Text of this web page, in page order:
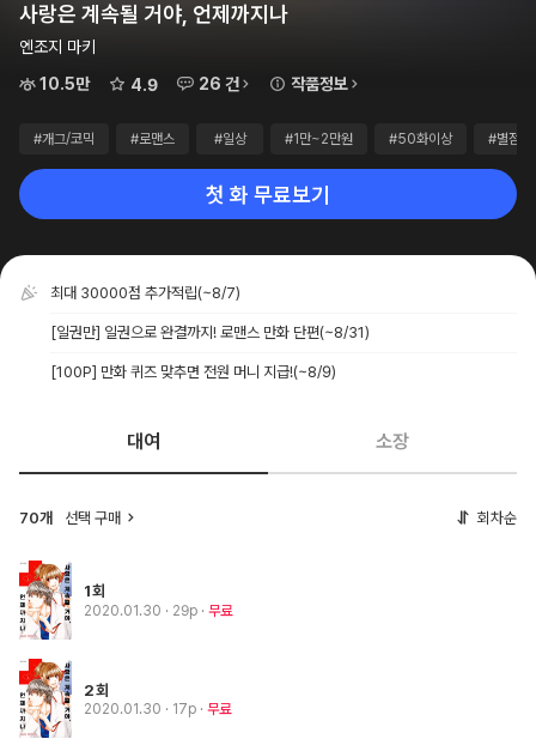
사랑은 계속될 거야, 언제까지나
엔조지 마키
10.5만
4.9 26 건 작품정보
#개그/코믹 #로맨스 #일상 #1만~2만원 #50화이상 #별점4
첫 화 무료보기
최대 30000점 추가적립(~8/7)
[일권만] 일권으로 완결까지! 로맨스 만화 단편(~8/31)
[100P] 만화 퀴즈 맞추면 전원 머니 지급!(~8/9)
대여 소장
70개 선택 구매 회차순
1회
2020.01.30 · 29p 무료
2회
2020.01.30 · 17p 무료